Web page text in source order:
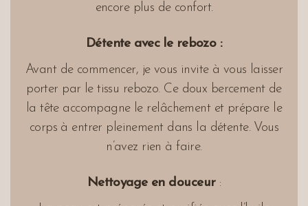
encore plus de confort.
Détente avec le rebozo :
Avant de commencer, je vous invite à vous laisser
porter par le tissu rebozo. Ce doux bercement de
la tête accompagne le relâchement et prépare le
corps à entrer pleinement dans la détente. Vous
n’avez rien à faire.
Nettoyage en douceur :